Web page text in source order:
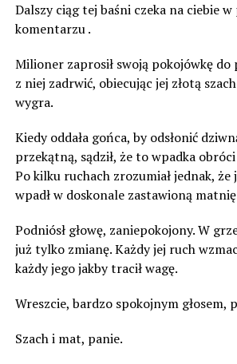
Dalszy ciąg tej baśni czeka na ciebie
komentarzu .
Milioner zaprosił swoją pokojówkę do
z niej zadrwić, obiecując jej złotą
wygra.
Kiedy oddała gońca, by odsłonić
przekątną, sądził, że to wpadka
Po kilku ruchach zrozumiał jednak, że
wpadł w doskonale zastawioną
Podniósł głowę, zaniepokojony. W
już tylko zmianę. Każdy jej ruch
każdy jego jakby tracił wagę.
Wreszcie, bardzo spokojnym głosem,
Szach i mat, panie.